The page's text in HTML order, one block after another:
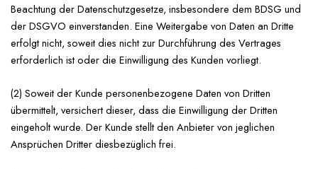
Beachtung der Datenschutzgesetze, insbesondere dem BDSG und
der DSGVO einverstanden. Eine Weitergabe von Daten an Dritte
erfolgt nicht, soweit dies nicht zur Durchführung des Vertrages
erforderlich ist oder die Einwilligung des Kunden vorliegt.
(2) Soweit der Kunde personenbezogene Daten von Dritten
übermittelt, versichert dieser, dass die Einwilligung der Dritten
eingeholt wurde. Der Kunde stellt den Anbieter von jeglichen
Ansprüchen Dritter diesbezüglich frei.